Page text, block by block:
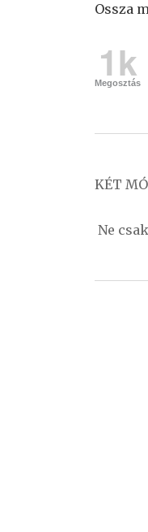
Ossza
1k
Megosztás
KÉT
Ne